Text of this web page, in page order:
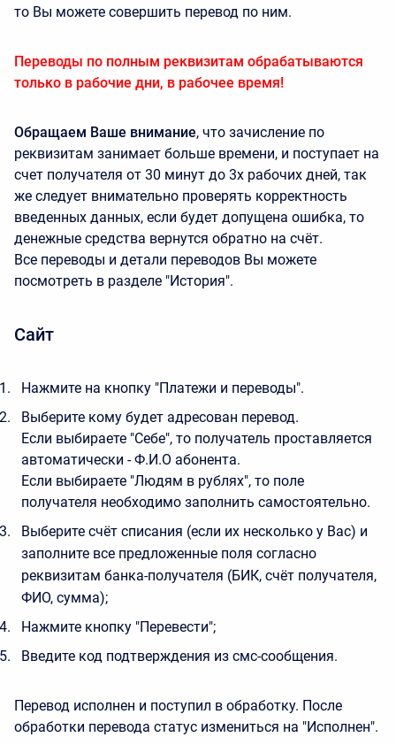
то Вы можете совершить перевод по ним.
Переводы по полным реквизитам обрабатываются
только в рабочие дни, в рабочее время!
Обращаем Ваше внимание, что зачисление по
реквизитам занимает больше времени, и поступает на
счет получателя от 30 минут до 3х рабочих дней, так
же следует внимательно проверять корректность
введенных данных, если будет допущена ошибка, то
денежные средства вернутся обратно на счёт.
Все переводы и детали переводов Вы можете
посмотреть в разделе "История".
Сайт
Нажмите на кнопку "Платежи и переводы".
Выберите кому будет адресован перевод.
Если выбираете "Себе", то получатель проставляется
автоматически - Ф.И.О абонента.
Если выбираете "Людям в рублях", то поле
получателя необходимо заполнить самостоятельно.
Выберите счёт списания (если их несколько у Вас) и
заполните все предложенные поля согласно
реквизитам банка-получателя (БИК, счёт получателя,
ФИО, сумма);
Нажмите кнопку "Перевести";
Введите код подтверждения из смс-сообщения.
Перевод исполнен и поступил в обработку. После
обработки перевода статус измениться на "Исполнен".